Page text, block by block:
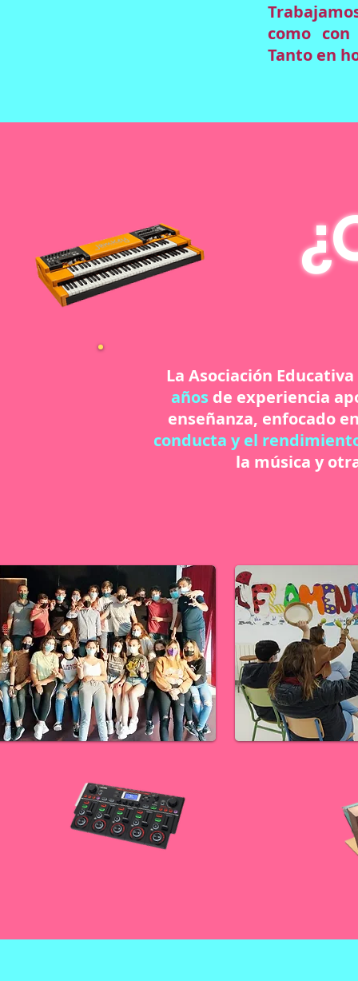
como con
Tanto en
La Asociación
años de experiencia
enseñanza, enfocado
conducta y el
la música y